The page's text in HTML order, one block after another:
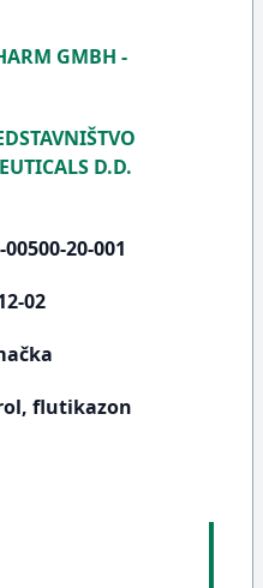
GMBH -
D.D.
20-001
02
flutikazon